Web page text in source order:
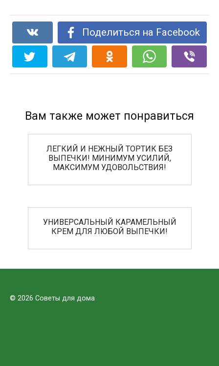
Поделиться на Facebook
Вам также может понравиться
ЛЕГКИЙ И НЕЖНЫЙ ТОРТИК БЕЗ
ВЫПЕЧКИ! МИНИМУМ УСИЛИЙ,
МАКСИМУМ УДОВОЛЬСТВИЯ!
УНИВЕРСАЛЬНЫЙ КАРАМЕЛЬНЫЙ
КРЕМ ДЛЯ ЛЮБОЙ ВЫПЕЧКИ!
© 2026 Советы для дома